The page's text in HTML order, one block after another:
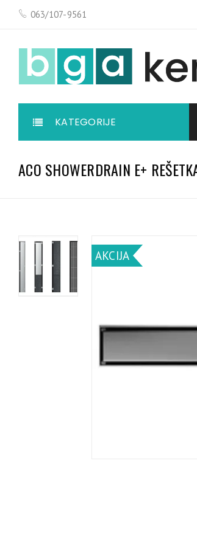
063/107-9561
KATEGORIJE
ACO SHOWERDRAIN E+
AKCIJA